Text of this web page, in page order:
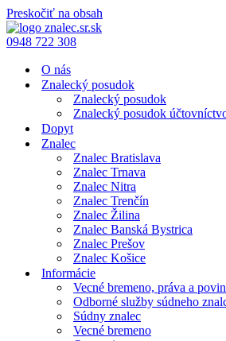
Preskočiť na obsah
0948 722 308
O nás
Znalecký posudok
Znalecký posudok
Znalecký posudok
Dopyt
Znalec
Znalec Bratislava
Znalec Trnava
Znalec Nitra
Znalec Trenčín
Znalec Žilina
Znalec Banská Bystrica
Znalec Prešov
Znalec Košice
Informácie
Vecné bremeno, práva a
Odborné služby súdneho
Súdny znalec
Vecné bremeno